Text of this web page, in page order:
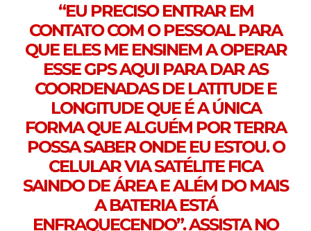
“EU PRECISO ENTRAR EM
CONTATO COM O PESSOAL PARA
QUE ELES ME ENSINEM A OPERAR
ESSE GPS AQUI PARA DAR AS
COORDENADAS DE LATITUDE E
LONGITUDE QUE É A ÚNICA
FORMA QUE ALGUÉM POR TERRA
POSSA SABER ONDE EU ESTOU. O
CELULAR VIA SATÉLITE FICA
SAINDO DE ÁREA E ALÉM DO MAIS
A BATERIA ESTÁ
ENFRAQUECENDO”. ASSISTA NO